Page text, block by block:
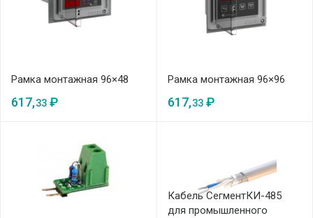
Рамка монтажная 96×48
617,33 ₽
Рамка монтажная 96×96
617,33₽
Кабель СегментКИ-485
для промышленного